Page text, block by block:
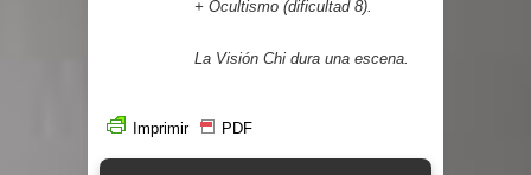
+ Ocultismo (dificultad 8).
La Visión Chi dura una escena.
Imprimir PDF